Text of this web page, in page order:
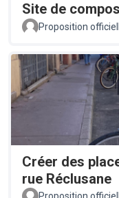
Site de
Proposition
Créer des
rue Réclusane